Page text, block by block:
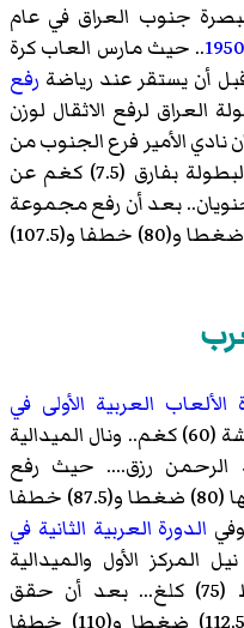
جنوب العراق في عام
1950.. حيث مارس العاب كرة
أن يستقر عند رياضة رفع
العراق لرفع الاثقال لوزن
نادي الأمير فرع الجنوب من
البصرة.. واحتل المرتبة الثانية في البطولة بفارق (7.5) كغم عن
.. بعد أن رفع مجموعة
وقدرها : (275.5) كغم.. وبواقع (70) ضغطا و(80) خطفا و(107.5)
الألعاب العربية الأولى في
... ضمن فعالية وزن الريشة (60) كغم.. ونال الميدالية
الرحمن رزق.... حيث رفع
مجموعة وقدرها (282.5) كغم.. منها (80) ضغطا و(87.5) خطفا
الدورة العربية الثانية في
المركز الأول والميدالية
الذهبية في فعالية وزن المتوسط (75) كلغ... بعد أن حقق